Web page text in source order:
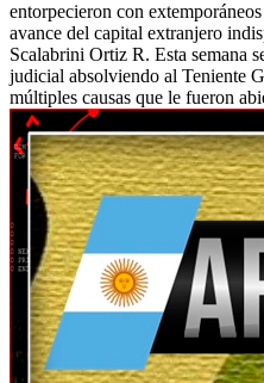
entorpecieron con
avance del capital extranjero
Scalabrini Ortiz R. Esta semana
judicial absolviendo al Teniente
múltiples causas que le fueron